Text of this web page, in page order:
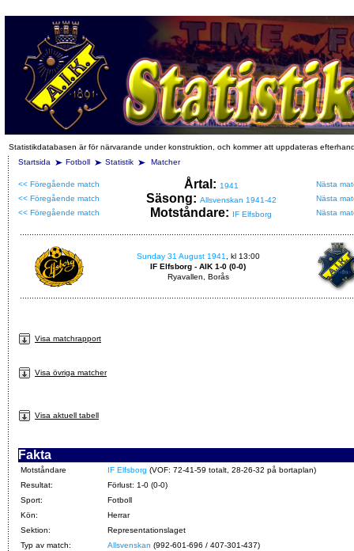
Statistikdatabasen är för närvarande under konstruktion, och kommer att uppdateras
Startsida
Fotboll Statistik Matcher
<< Föregående match Årtal: 1941
Nästa
<< Föregående match
Säsong: Allsvenskan 1941-42
Nästa
<< Föregående match
Motståndare: IF Elfsborg Nästa
Sunday 31 August 1941
, kl 13:00
IF Elfsborg - AIK 1-0 (0-0)
Ryavallen, Borås
Visa matchrapport
Visa övriga matcher
Visa aktuell tabell
Fakta
Motståndare IF Elfsborg (VOF: 72-41-59 totalt, 28-26-32 på bortaplan)
Resultat:
Förlust: 1-0 (0-0)
Sport:
Fotboll
Kön:
Herrar
Sektion:
Representationslaget
Typ av match:
Allsvenskan (992-601-696 / 407-301-437)